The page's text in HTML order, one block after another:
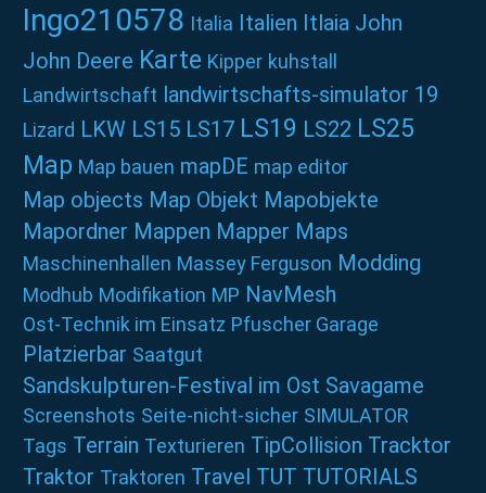
Ingo210578 Italia Italien Itlaia John
John Deere Karte Kipper kuhstall
Landwirtschaft landwirtschafts-simulator 19
Lizard LKW LS15 LS17 LS19 LS22 LS25
Map Map bauen mapDE map editor
Map objects Map Objekt Mapobjekte
Mapordner Mappen Mapper Maps
Maschinenhallen Massey Ferguson Modding
Modhub Modifikation MP NavMesh
Ost-Technik im Einsatz Pfuscher Garage
Platzierbar Saatgut
Sandskulpturen-Festival im Ost Savagame
Screenshots Seite-nicht-sicher SIMULATOR
Tags Terrain Texturieren TipCollision Tracktor
Traktor Traktoren Travel TUT TUTORIALS